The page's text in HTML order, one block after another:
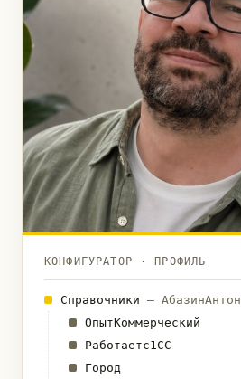
КОНФИГУРАТОР · ПРОФИЛЬ
Справочники — АбазинАнтон
ОпытКоммерческий
Работаетс1СС
Город